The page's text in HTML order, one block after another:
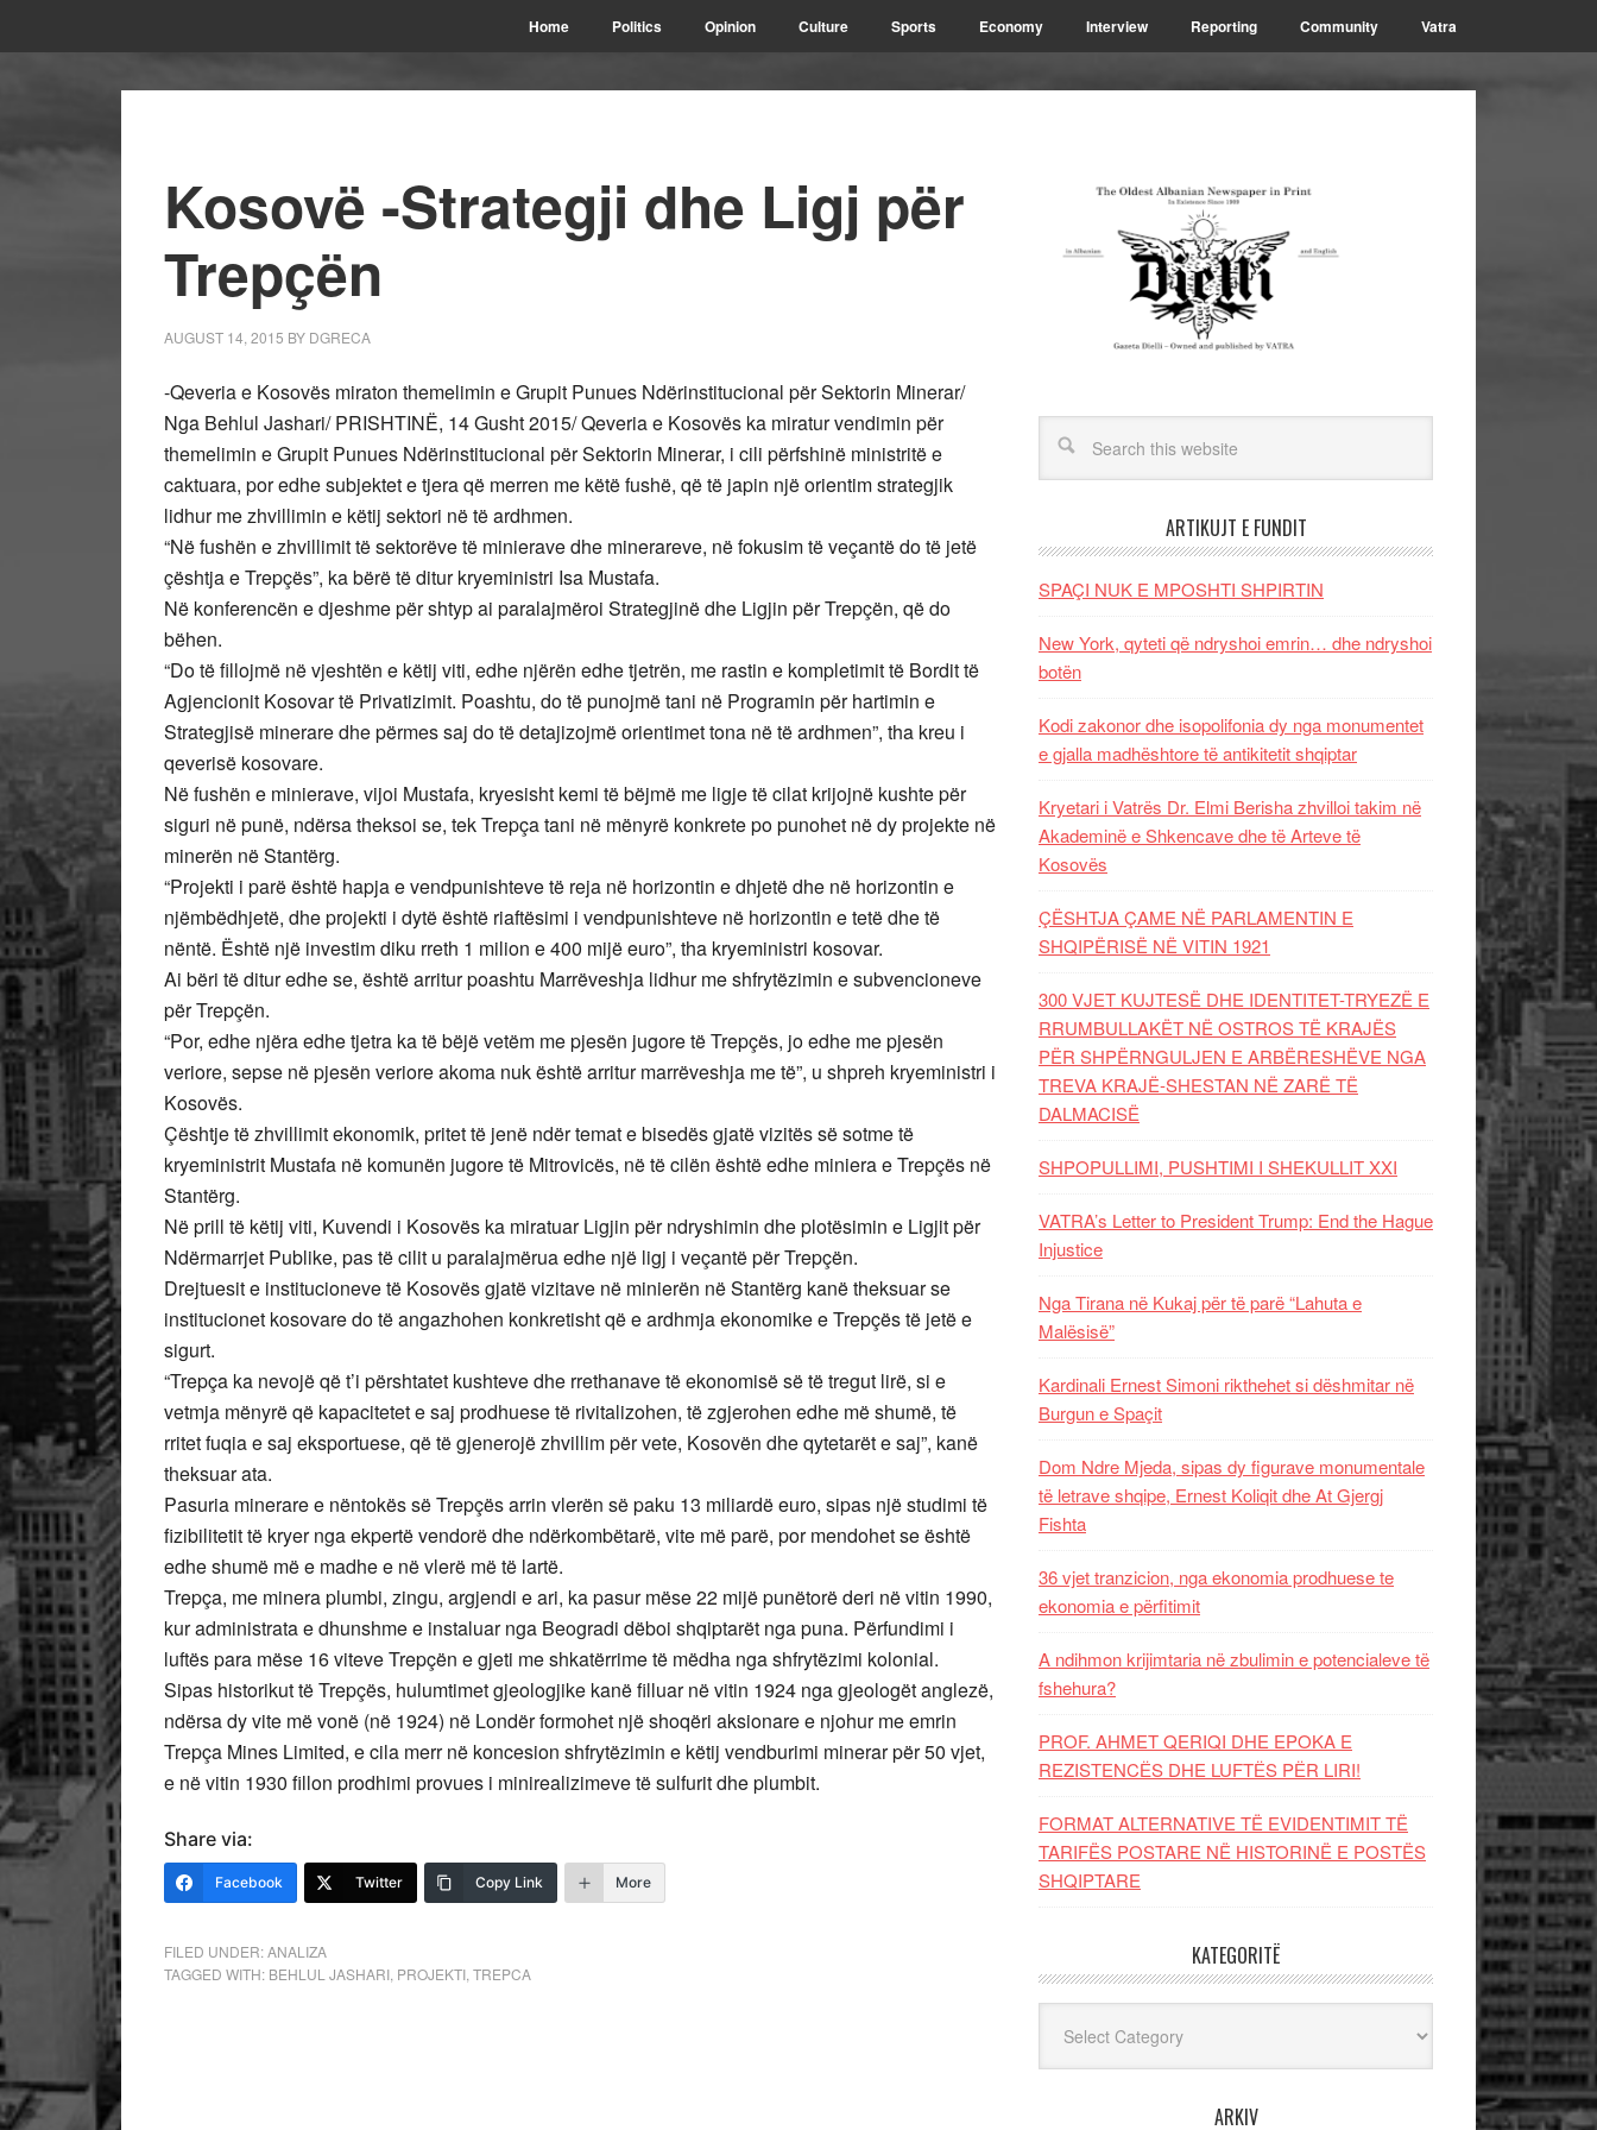
Home Politics Opinion Culture Sports Economy Interview Reporting Community Vatra
Kosovë -Strategji dhe Ligj për
Trepçën
AUGUST 14, 2015 BY DGRECA
-Qeveria e Kosovës miraton themelimin e Grupit Punues Ndërinstitucional për Sektorin Minerar/
Nga Behlul Jashari/ PRISHTINË, 14 Gusht 2015/ Qeveria e Kosovës ka miratur vendimin për
themelimin e Grupit Punues Ndërinstitucional për Sektorin Minerar, i cili përfshinë ministritë e
caktuara, por edhe subjektet e tjera që merren me këtë fushë, që të japin një orientim strategjik
lidhur me zhvillimin e këtij sektori në të ardhmen.
“Në fushën e zhvillimit të sektorëve të minierave dhe minerareve, në fokusim të veçantë do të jetë
çështja e Trepçës”, ka bërë të ditur kryeministri Isa Mustafa.
Në konferencën e djeshme për shtyp ai paralajmëroi Strategjinë dhe Ligjin për Trepçën, që do
bëhen.
“Do të fillojmë në vjeshtën e këtij viti, edhe njërën edhe tjetrën, me rastin e kompletimit të Bordit të
Agjencionit Kosovar të Privatizimit. Poashtu, do të punojmë tani në Programin për hartimin e
Strategjisë minerare dhe përmes saj do të detajizojmë orientimet tona në të ardhmen”, tha kreu i
qeverisë kosovare.
Në fushën e minierave, vijoi Mustafa, kryesisht kemi të bëjmë me ligje të cilat krijojnë kushte për
siguri në punë, ndërsa theksoi se, tek Trepça tani në mënyrë konkrete po punohet në dy projekte në
minerën në Stantërg.
“Projekti i parë është hapja e vendpunishteve të reja në horizontin e dhjetë dhe në horizontin e
njëmbëdhjetë, dhe projekti i dytë është riaftësimi i vendpunishteve në horizontin e tetë dhe të
nëntë. Është një investim diku rreth 1 milion e 400 mijë euro”, tha kryeministri kosovar.
Ai bëri të ditur edhe se, është arritur poashtu Marrëveshja lidhur me shfrytëzimin e subvencioneve
për Trepçën.
“Por, edhe njëra edhe tjetra ka të bëjë vetëm me pjesën jugore të Trepçës, jo edhe me pjesën
veriore, sepse në pjesën veriore akoma nuk është arritur marrëveshja me të”, u shpreh kryeministri i
Kosovës.
Çështje të zhvillimit ekonomik, pritet të jenë ndër temat e bisedës gjatë vizitës së sotme të
kryeministrit Mustafa në komunën jugore të Mitrovicës, në të cilën është edhe miniera e Trepçës në
Stantërg.
Në prill të këtij viti, Kuvendi i Kosovës ka miratuar Ligjin për ndryshimin dhe plotësimin e Ligjit për
Ndërmarrjet Publike, pas të cilit u paralajmërua edhe një ligj i veçantë për Trepçën.
Drejtuesit e institucioneve të Kosovës gjatë vizitave në minierën në Stantërg kanë theksuar se
institucionet kosovare do të angazhohen konkretisht që e ardhmja ekonomike e Trepçës të jetë e
sigurt.
“Trepça ka nevojë që t’i përshtatet kushteve dhe rrethanave të ekonomisë së të tregut lirë, si e
vetmja mënyrë që kapacitetet e saj prodhuese të rivitalizohen, të zgjerohen edhe më shumë, të
rritet fuqia e saj eksportuese, që të gjenerojë zhvillim për vete, Kosovën dhe qytetarët e saj”, kanë
theksuar ata.
Pasuria minerare e nëntokës së Trepçës arrin vlerën së paku 13 miliardë euro, sipas një studimi të
fizibilitetit të kryer nga ekpertë vendorë dhe ndërkombëtarë, vite më parë, por mendohet se është
edhe shumë më e madhe e në vlerë më të lartë.
Trepça, me minera plumbi, zingu, argjendi e ari, ka pasur mëse 22 mijë punëtorë deri në vitin 1990,
kur administrata e dhunshme e instaluar nga Beogradi dëboi shqiptarët nga puna. Përfundimi i
luftës para mëse 16 viteve Trepçën e gjeti me shkatërrime të mëdha nga shfrytëzimi kolonial.
Sipas historikut të Trepçës, hulumtimet gjeologjike kanë filluar në vitin 1924 nga gjeologët anglezë,
ndërsa dy vite më vonë (në 1924) në Londër formohet një shoqëri aksionare e njohur me emrin
Trepça Mines Limited, e cila merr në koncesion shfrytëzimin e këtij vendburimi minerar për 50 vjet,
e në vitin 1930 fillon prodhimi provues i minirealizimeve të sulfurit dhe plumbit.
Share via:
Facebook Twitter Copy Link More
FILED UNDER:ANALIZA
TAGGED WITH: BEHLUL JASHARI PROJEKTI TREPCA
ARTIKUJT E FUNDIT
SPAÇI NUK E MPOSHTI SHPIRTIN
New York, qyteti që ndryshoi emrin… dhe ndryshoi
botën
Kodi zakonor dhe isopolifonia dy nga monumentet
e gjalla madhështore të antikitetit shqiptar
Kryetari i Vatrës Dr. Elmi Berisha zhvilloi takim në
Akademinë e Shkencave dhe të Arteve të
Kosovës
ÇËSHTJA ÇAME NË PARLAMENTIN E
SHQIPËRISË NË VITIN 1921
300 VJET KUJTESË DHE IDENTITET-TRYEZË E
RRUMBULLAKËT NË OSTROS TË KRAJËS
PËR SHPËRNGULJEN E ARBËRESHËVE NGA
TREVA KRAJË-SHESTAN NË ZARË TË
DALMACISË
SHPOPULLIMI, PUSHTIMI I SHEKULLIT XXI
VATRA’s Letter to President Trump: End the Hague
Injustice
Nga Tirana në Kukaj për të parë “Lahuta e
Malësisë”
Kardinali Ernest Simoni rikthehet si dëshmitar në
Burgun e Spaçit
Dom Ndre Mjeda, sipas dy figurave monumentale
të letrave shqipe, Ernest Koliqit dhe At Gjergj
Fishta
36 vjet tranzicion, nga ekonomia prodhuese te
ekonomia e përfitimit
A ndihmon krijimtaria në zbulimin e potencialeve të
fshehura?
PROF. AHMET QERIQI DHE EPOKA E
REZISTENCЁS DHE LUFTЁS PЁR LIRI!
FORMAT ALTERNATIVE TË EVIDENTIMIT TË
TARIFËS POSTARE NË HISTORINË E POSTËS
SHQIPTARE
KATEGORITË
ARKIV